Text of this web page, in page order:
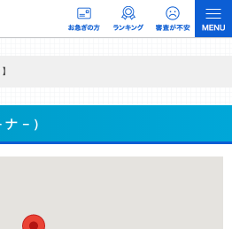
当編集部の調査／ユーザーへの口コミ収集な
供を行っています。
－）